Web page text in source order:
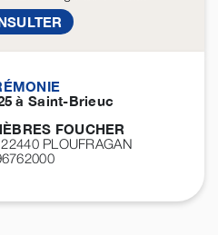
à Saint-Brieuc
FOUCHER
PLOUFRAGAN